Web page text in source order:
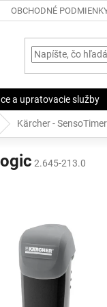
OBCHODNÉ
a upratovacie služby
Kärcher -
2.645-213.0